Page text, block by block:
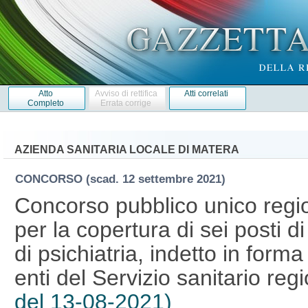
Atto
Completo
Avviso di rettifica
Errata corrige
Atti correlati
AZIENDA SANITARIA LOCALE DI MATERA
CONCORSO (scad. 12 settembre 2021)
Concorso pubblico unico
per la copertura di sei posti
di psichiatria, indetto in
enti del Servizio sanitario
del 13-08-2021)